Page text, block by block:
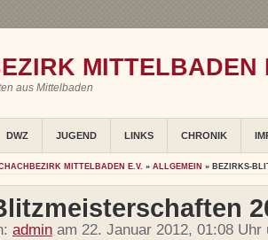
MITTELBADEN
aus Mittelbaden
DWZ JUGEND LINKS CHRONIK
MITTELBADEN E.V. » ALLGEMEIN » BEZIRKS-
admin am 22. Januar 2012, 01:08